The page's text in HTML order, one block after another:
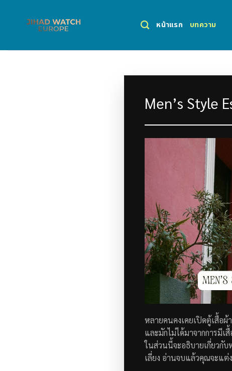
หน้าแรก บทความ
Men’s Style
หลายคนคงเคยเปิดตู้เสื้อ
และมักไม่ได้มาจากการมีเ
ในส่วนนี้จะอธิบายเกี่ยวกั
เลี่ยง อ่านจบแล้วคุณจะแต่